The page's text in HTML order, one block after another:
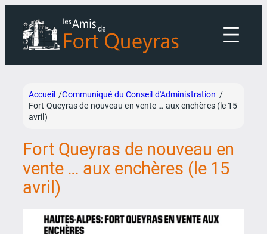
contenu
Accueil /Communiqué du Conseil d'Administration /
Fort Queyras de nouveau en vente … aux enchères (le 15
avril)
Fort Queyras de nouveau en
vente … aux enchères (le 15
avril)